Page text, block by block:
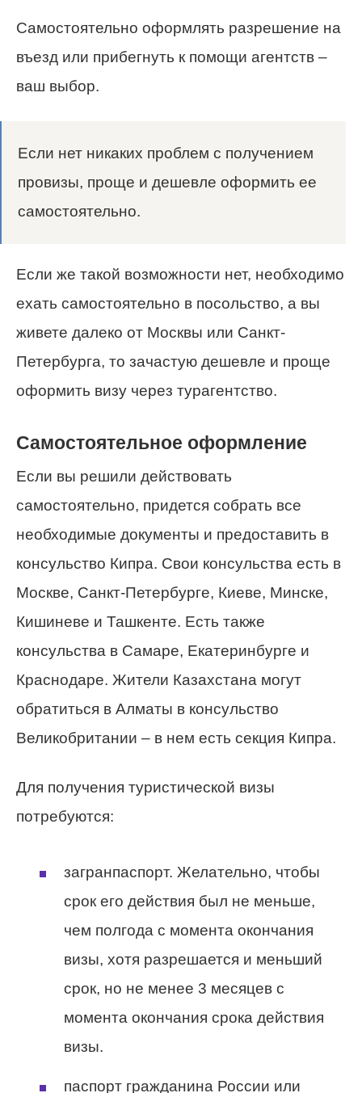
Самостоятельно оформлять разрешение на
въезд или прибегнуть к помощи агентств –
ваш выбор.
Если нет никаких проблем с получением
провизы, проще и дешевле оформить ее
самостоятельно.
Если же такой возможности нет, необходимо
ехать самостоятельно в посольство, а вы
живете далеко от Москвы или Санкт-
Петербурга, то зачастую дешевле и проще
оформить визу через турагентство.
Самостоятельное оформление
Если вы решили действовать
самостоятельно, придется собрать все
необходимые документы и предоставить в
консульство Кипра. Свои консульства есть в
Москве, Санкт-Петербурге, Киеве, Минске,
Кишиневе и Ташкенте. Есть также
консульства в Самаре, Екатеринбурге и
Краснодаре. Жители Казахстана могут
обратиться в Алматы в консульство
Великобритании – в нем есть секция Кипра.
Для получения туристической визы
потребуются:
загранпаспорт. Желательно, чтобы
срок его действия был не меньше,
чем полгода с момента окончания
визы, хотя разрешается и меньший
срок, но не менее 3 месяцев с
момента окончания срока действия
визы.
паспорт гражданина России или